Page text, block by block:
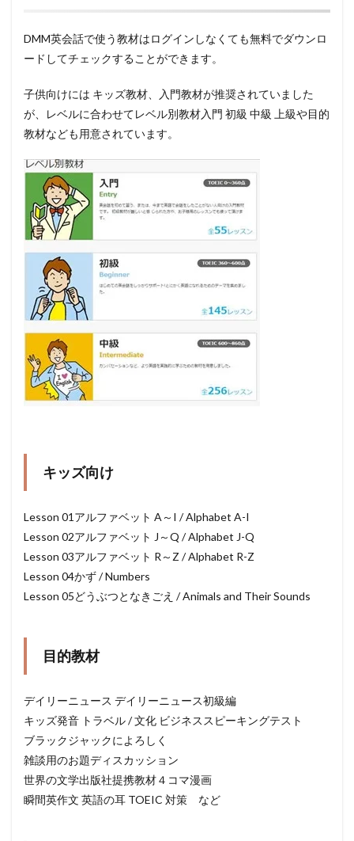
DMM英会話で使う教材はログインしなくても無料でダウンロ
ードしてチェックすることができます。
子供向けには キッズ教材、入門教材が推奨されていました
が、レベルに合わせてレベル別教材入門 初級 中級 上級や目的
教材なども用意されています。
キッズ向け
Lesson 01アルファベット A～I / Alphabet A-I
Lesson 02アルファベット J～Q / Alphabet J-Q
Lesson 03アルファベット R～Z / Alphabet R-Z
Lesson 04かず / Numbers
Lesson 05どうぶつとなきごえ / Animals and Their Sounds
目的教材
デイリーニュース デイリーニュース初級編
キッズ発音 トラベル / 文化 ビジネススピーキングテスト
ブラックジャックによろしく
雑談用のお題ディスカッション
世界の文学出版社提携教材４コマ漫画
瞬間英作文 英語の耳 TOEIC 対策 など